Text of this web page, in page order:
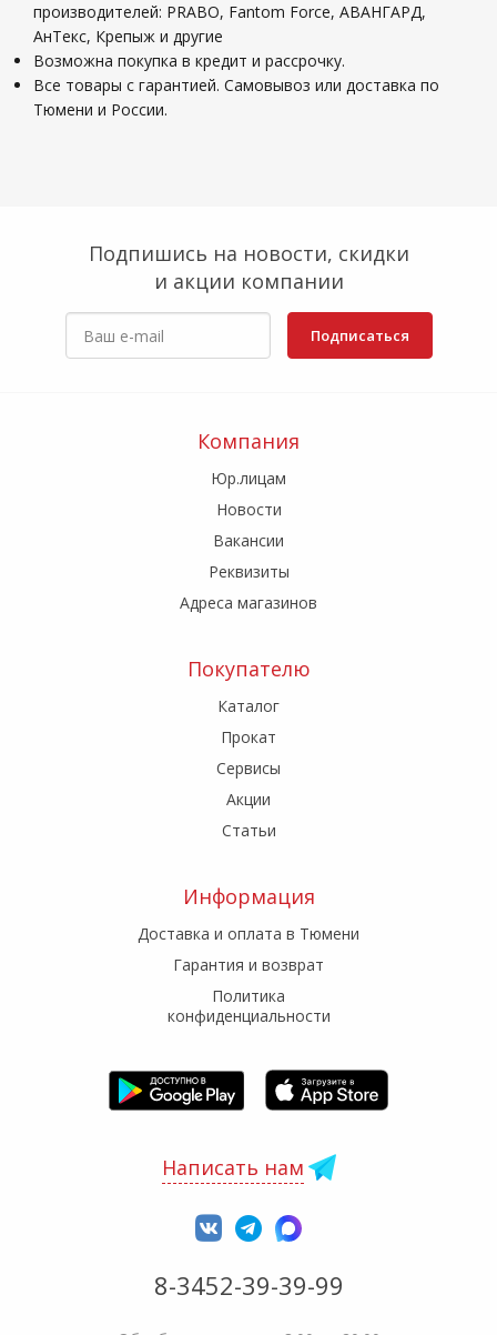
производителей: PRABO, Fantom Force, АВАНГАРД,
АнТекс, Крепыж и другие
Возможна покупка в кредит и рассрочку.
Все товары с гарантией. Самовывоз или доставка по
Тюмени и России.
Подпишись на новости, скидки
и акции компании
Подписаться
Компания
Юр.лицам
Новости
Вакансии
Реквизиты
Адреса магазинов
Покупателю
Каталог
Прокат
Сервисы
Акции
Статьи
Информация
Доставка и оплата в Тюмени
Гарантия и возврат
Политика
конфиденциальности
Написать нам
8-3452-39-39-99